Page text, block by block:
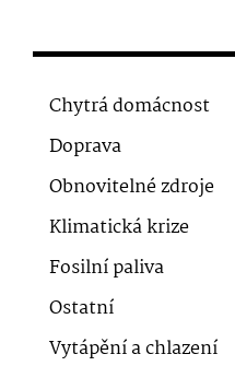
Chytrá domácnost
Doprava
Obnovitelné zdroje
Klimatická krize
Fosilní paliva
Ostatní
Vytápění a chlazení